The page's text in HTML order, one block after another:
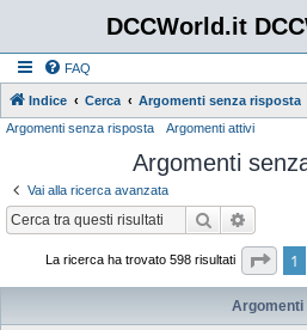
DCCWorld.it
FAQ
Indice Cerca Argomenti senza risposta
Argomenti senza risposta Argomenti attivi
Argomenti
Vai alla ricerca avanzata
Cerca
La ricerca ha trovato 598 risultati 1
Argomenti